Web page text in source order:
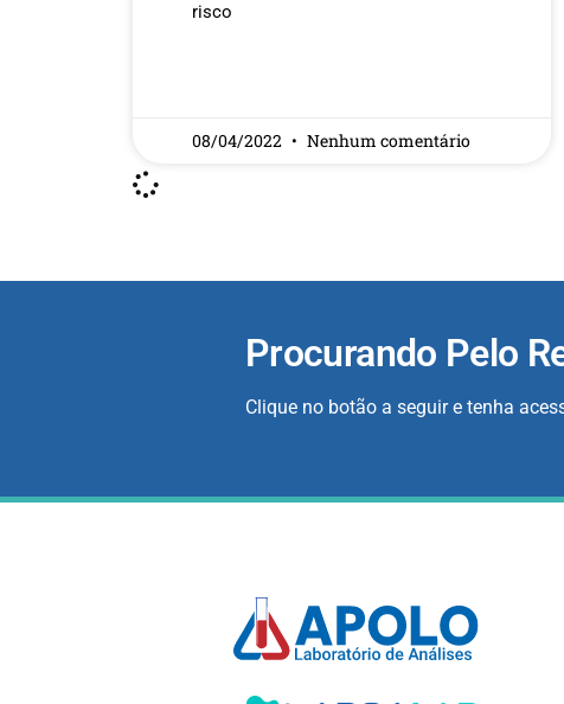
risco
08/04/2022 Nenhum comentário
Procurando Pelo
Clique no botão a seguir e tenha